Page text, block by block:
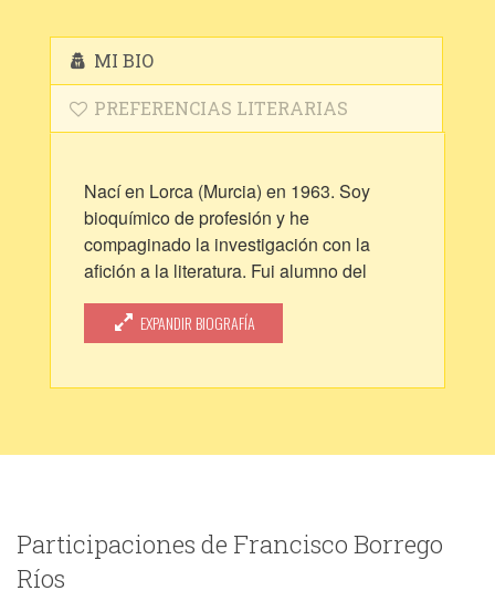
MI BIO
PREFERENCIAS LITERARIAS
Nací en Lorca (Murcia) en 1963. Soy
bioquímico de profesión y he
compaginado la investigación con la
afición a la literatura. Fui alumno del
Taller de Escritura Creativa Fuentetaja
entre 2007 y 2011.
EXPANDIR BIOGRAFÍA
Participaciones de Francisco Borrego
Ríos